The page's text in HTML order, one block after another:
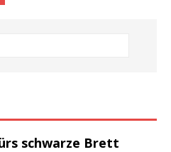
schwarze Brett